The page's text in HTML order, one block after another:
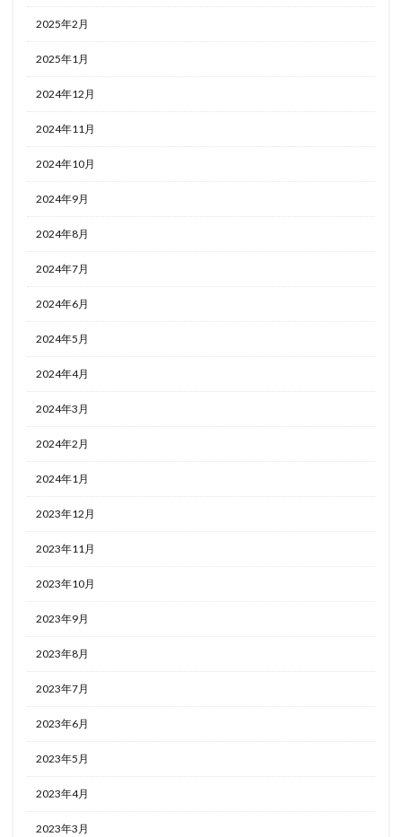
2025年2月
2025年1月
2024年12月
2024年11月
2024年10月
2024年9月
2024年8月
2024年7月
2024年6月
2024年5月
2024年4月
2024年3月
2024年2月
2024年1月
2023年12月
2023年11月
2023年10月
2023年9月
2023年8月
2023年7月
2023年6月
2023年5月
2023年4月
2023年3月